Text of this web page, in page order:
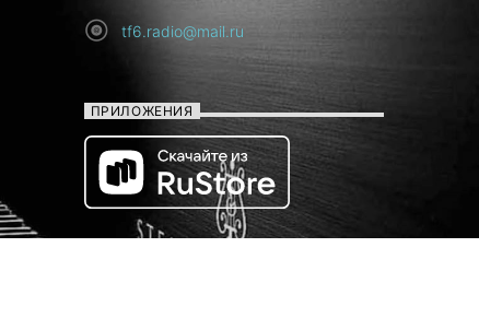
tf6.radio@mail.ru
ПРИЛОЖЕНИЯ